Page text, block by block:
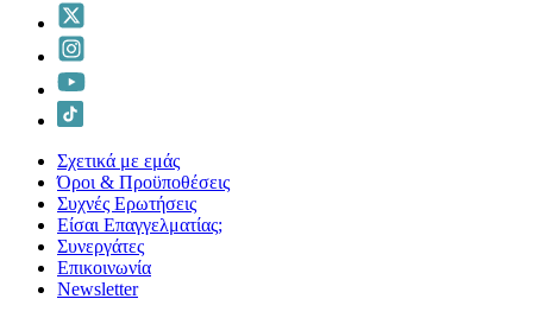
Σχετικά με εμάς
Όροι & Προϋποθέσεις
Συχνές Ερωτήσεις
Είσαι Επαγγελματίας;
Συνεργάτες
Επικοινωνία
Νewsletter